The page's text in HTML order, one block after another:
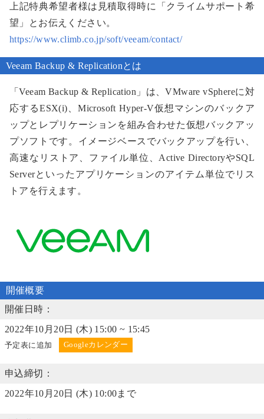
上記特典希望者様は見積取得時に「クライムサポート希
望」とお伝えください。
https://www.climb.co.jp/soft/veeam/contact/
Veeam Backup & Replicationとは
「Veeam Backup & Replication」は、VMware vSphereに対
応するESX(i)、Microsoft Hyper-V仮想マシンのバックア
ップとレプリケーションを組み合わせた仮想バックアッ
プソフトです。イメージベースでバックアップを行い、
高速なリストア、ファイル単位、Active DirectoryやSQL
Serverといったアプリケーションのアイテム単位でリス
トアを行えます。
開催概要
開催日時：
2022年10月20日 (木) 15:00 ~ 15:45
予定表に追加
申込締切：
2022年10月20日 (木) 10:00まで